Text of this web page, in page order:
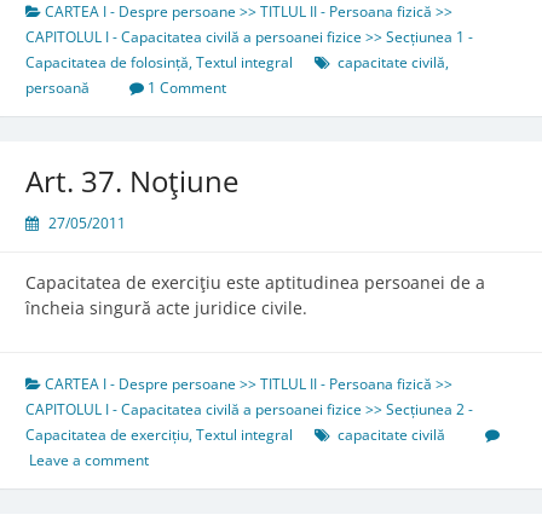
CARTEA I - Despre persoane >> TITLUL II - Persoana fizică >>
CAPITOLUL I - Capacitatea civilă a persoanei fizice >> Secțiunea 1 -
Capacitatea de folosință,Textul integral capacitate civilă,
persoană
1 Comment
Art. 37. Noţiune
27/05/2011
Capacitatea de exerciţiu este aptitudinea persoanei de a
încheia singură acte juridice civile.
CARTEA I - Despre persoane >> TITLUL II - Persoana fizică >>
CAPITOLUL I - Capacitatea civilă a persoanei fizice >> Secțiunea 2 -
Capacitatea de exercițiu,Textul integral
capacitate civilă
Leave a comment